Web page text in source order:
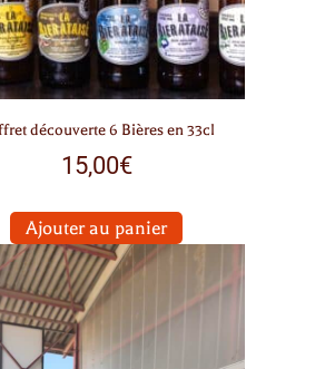
découverte 6 Bières en 33cl
15,00€
Ajouter au panier